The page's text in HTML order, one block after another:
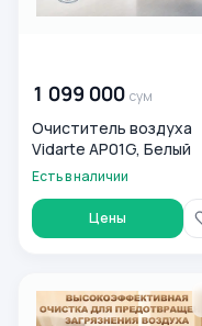
1 099 000 сум
Очиститель воздуха
Vidarte AP01G, Белый
Есть в наличии
Цены
Очиститель воздуха